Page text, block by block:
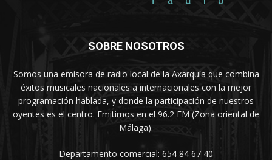
SOBRE NOSOTROS
Somos una emisora de radio local de la Axarquía que combina
éxitos musicales nacionales a internacionales con la mejor
programación hablada, y donde la participación de nuestros
oyentes es el centro. Emitimos en el 96.2 FM (Zona oriental de
Málaga).
Departamento comercial: 654 84 67 40